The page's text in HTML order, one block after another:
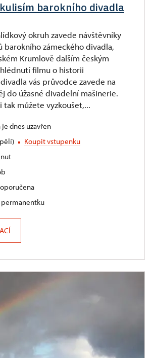
barokního divadla
okruh zavede návštěvníky
barokního zámeckého divadla,
Krumlově dalším českým
filmu o historii
vás průvodce zavede na
do úžasné divadelní mašinerie.
tak můžete vyzkoušet,...
dnes uzavřen
Koupit vstupenku